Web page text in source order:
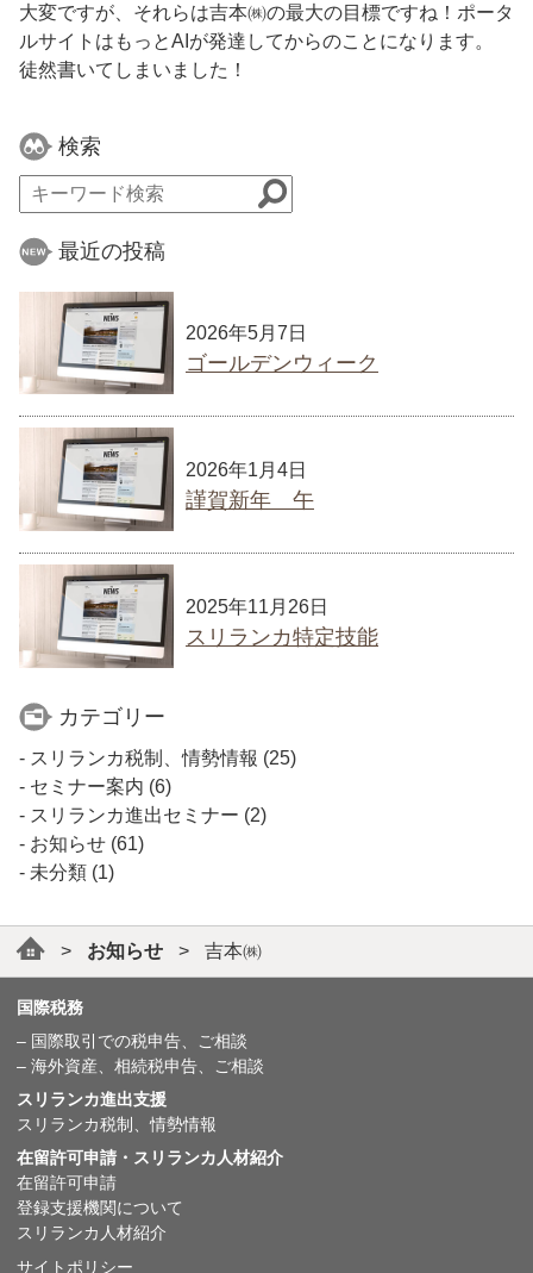
大変ですが、それらは吉本㈱の最大の目標ですね！ポータ
ルサイトはもっとAIが発達してからのことになります。
徒然書いてしまいました！
検索
最近の投稿
2026年5月7日
ゴールデンウィーク
2026年1月4日
謹賀新年 午
2025年11月26日
スリランカ特定技能
カテゴリー
スリランカ税制、情勢情報 (25)
セミナー案内 (6)
スリランカ進出セミナー (2)
お知らせ (61)
未分類 (1)
> お知らせ > 吉本㈱
国際税務
– 国際取引での税申告、ご相談
– 海外資産、相続税申告、ご相談
スリランカ進出支援
スリランカ税制、情勢情報
在留許可申請・スリランカ人材紹介
在留許可申請
登録支援機関について
スリランカ人材紹介
サイトポリシー